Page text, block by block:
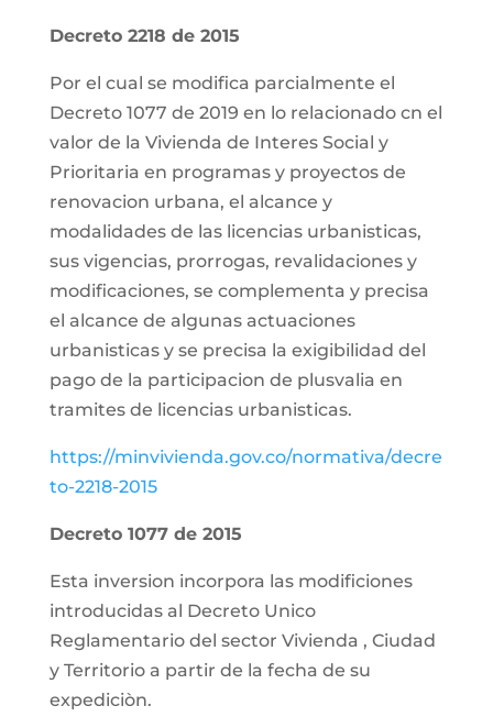
Decreto 2218 de 2015
Por el cual se modifica parcialmente el
Decreto 1077 de 2019 en lo relacionado cn el
valor de la Vivienda de Interes Social y
Prioritaria en programas y proyectos de
renovacion urbana, el alcance y
modalidades de las licencias urbanisticas,
sus vigencias, prorrogas, revalidaciones y
modificaciones, se complementa y precisa
el alcance de algunas actuaciones
urbanisticas y se precisa la exigibilidad del
pago de la participacion de plusvalia en
tramites de licencias urbanisticas.
https://minvivienda.gov.co/normativa/decre
to-2218-2015
Decreto 1077 de 2015
Esta inversion incorpora las modificiones
introducidas al Decreto Unico
Reglamentario del sector Vivienda , Ciudad
y Territorio a partir de la fecha de su
expediciòn.